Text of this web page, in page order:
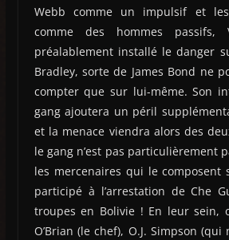
Webb comme un impulsif et
comme des hommes passifs,
préalablement installé le danger
Bradley, sorte de James Bond ne
compter que sur lui-même. Son
gang ajoutera un péril
et la menace viendra alors des
le gang n’est pas particulièrement
les mercenaires qui le composent
participé à l’arrestation de Che
troupes en Bolivie ! En leur sein,
O’Brian (le chef), O.J. Simpson (qui